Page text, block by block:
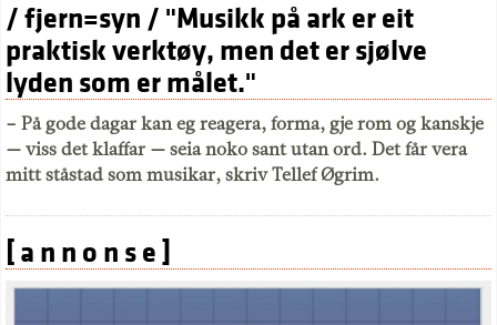
/ fjern=syn / "Musikk på ark er eit
praktisk verktøy, men det er sjølve
lyden som er målet."
– På gode dagar kan eg reagera, forma, gje rom og kanskje
— viss det klaffar — seia noko sant utan ord. Det får vera
mitt ståstad som musikar, skriv Tellef Øgrim.
[ a n n o n s e ]